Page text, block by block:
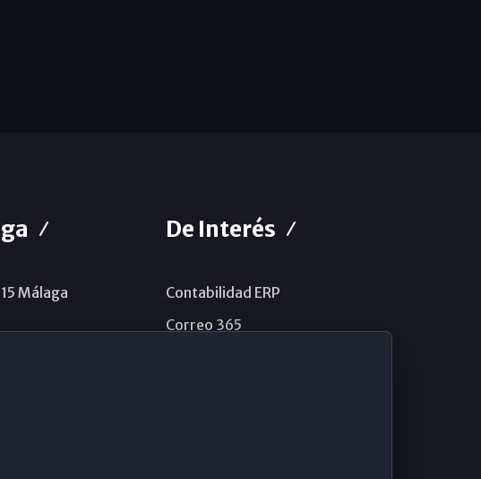
Málaga
De Interés
Contabilidad ERP
Correo 365